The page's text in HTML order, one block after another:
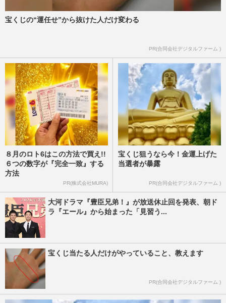
週刊女性2026年2月17日号
「お金とタイミング」の正解、介護当事者
が語る“リアル”
週刊女性2025年12月16日号 2025/12/7
宝くじの“運任せ”から抜けた人だけ変わる
PR(合同会社デジタルファーム )
８月のロト6はこの方法で買え!!
６つの数字が『完全一致』する
方法
PR(株式会社MURA)
宝くじ狙うなら今！金運上げた
当選者が暴露
PR(合同会社デジタルファーム )
大河ドラマ『豊臣兄弟！』が放送休止回を発表、朝ド
ラ『エール』から始まった「見習う...
宝くじ当たる人だけがやっていること、教えます
PR(合同会社デジタルファーム )